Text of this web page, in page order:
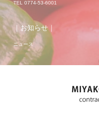
TEL 0774-53-6001
｜お知らせ｜
ニュース